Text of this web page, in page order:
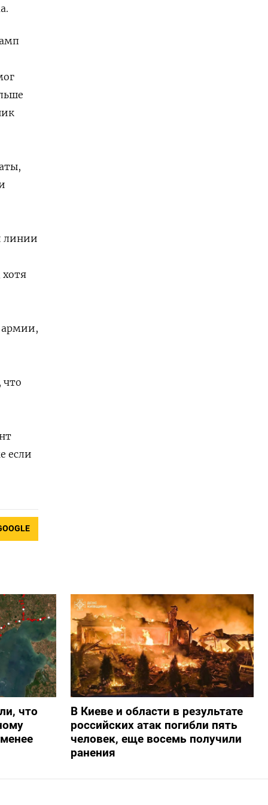
линии
армии,
что
если
что
В Киеве и области в результате
российских атак погибли пять
человек, еще восемь получили
ранения